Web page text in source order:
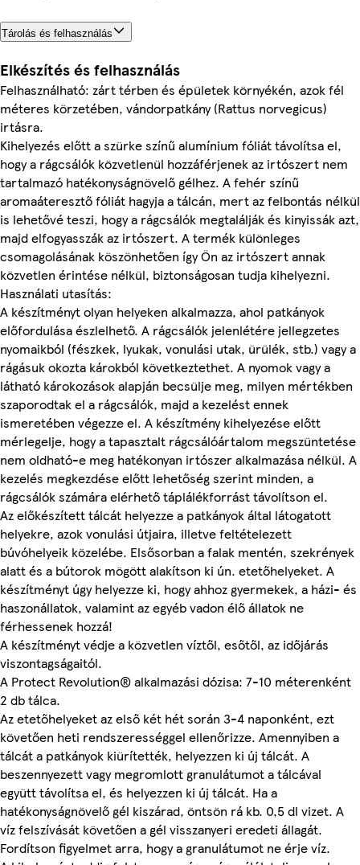
Tárolás és felhasználás
Elkészítés és felhasználás
Felhasználható: zárt térben és épületek környékén, azok fél
méteres körzetében, vándorpatkány (Rattus norvegicus)
irtásra.
Kihelyezés előtt a szürke színű alumínium fóliát távolítsa el,
hogy a rágcsálók közvetlenül hozzáférjenek az irtószert nem
tartalmazó hatékonyságnövelő gélhez. A fehér színű
aromaáteresztő fóliát hagyja a tálcán, mert az felbontás nélkül
is lehetővé teszi, hogy a rágcsálók megtalálják és kinyissák azt,
majd elfogyasszák az irtószert. A termék különleges
csomagolásának köszönhetően így Ön az irtószert annak
közvetlen érintése nélkül, biztonságosan tudja kihelyezni.
Használati utasítás:
A készítményt olyan helyeken alkalmazza, ahol patkányok
előfordulása észlelhető. A rágcsálók jelenlétére jellegzetes
nyomaikból (fészkek, lyukak, vonulási utak, ürülék, stb.) vagy a
rágásuk okozta károkból következtethet. A nyomok vagy a
látható károkozások alapján becsülje meg, milyen mértékben
szaporodtak el a rágcsálók, majd a kezelést ennek
ismeretében végezze el. A készítmény kihelyezése előtt
mérlegelje, hogy a tapasztalt rágcsálóártalom megszüntetése
nem oldható-e meg hatékonyan irtószer alkalmazása nélkül. A
kezelés megkezdése előtt lehetőség szerint minden, a
rágcsálók számára elérhető táplálékforrást távolítson el.
Az előkészített tálcát helyezze a patkányok által látogatott
helyekre, azok vonulási útjaira, illetve feltételezett
búvóhelyeik közelébe. Elsősorban a falak mentén, szekrények
alatt és a bútorok mögött alakítson ki ún. etetőhelyeket. A
készítményt úgy helyezze ki, hogy ahhoz gyermekek, a házi- és
haszonállatok, valamint az egyéb vadon élő állatok ne
férhessenek hozzá!
A készítményt védje a közvetlen víztől, esőtől, az időjárás
viszontagságaitól.
A Protect Revolution® alkalmazási dózisa: 7-10 méterenként
2 db tálca.
Az etetőhelyeket az első két hét során 3-4 naponként, ezt
követően heti rendszerességgel ellenőrizze. Amennyiben a
tálcát a patkányok kiürítették, helyezzen ki új tálcát. A
beszennyezett vagy megromlott granulátumot a tálcával
együtt távolítsa el, és helyezzen ki új tálcát. Ha a
hatékonyságnövelő gél kiszárad, öntsön rá kb. 0,5 dl vizet. A
víz felszívását követően a gél visszanyeri eredeti állagát.
Fordítson figyelmet arra, hogy a granulátumot ne érje víz.